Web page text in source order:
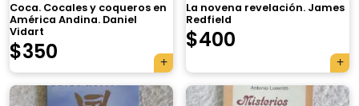
Coca. Cocales y coqueros en
América Andina. Daniel
Vidart
$350
La novena revelación. James
Redfield
$400